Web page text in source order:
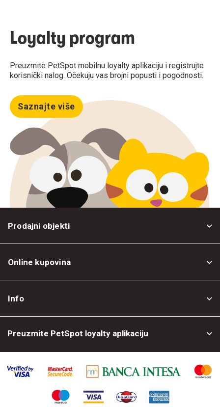
Loyalty program
Preuzmite PetSpot mobilnu loyalty aplikaciju i registrujte
korisnički nalog. Očekuju vas brojni popusti i pogodnosti.
Saznajte više
Prodajni objekti
Online kupovina
Info
Preuzmite PetSpot loyalty aplikaciju